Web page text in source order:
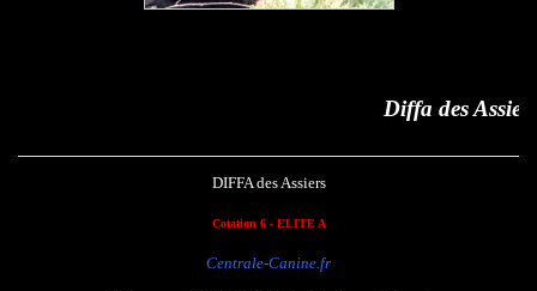
DIFFA des Assiers
Cotation 6 - ELITE A
Centrale-Canine.fr